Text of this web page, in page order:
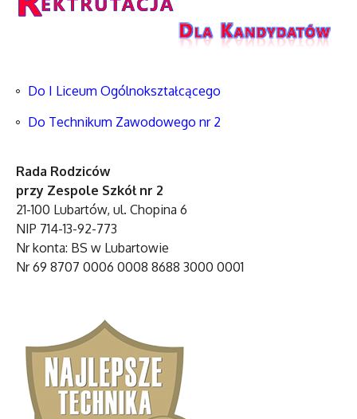
Do I Liceum Ogólnokształcącego
Do Technikum Zawodowego nr 2
Rada Rodziców
przy Zespole Szkół nr 2
21-100 Lubartów, ul. Chopina 6
NIP 714-13-92-773
Nr konta: BS w Lubartowie
Nr 69 8707 0006 0008 8688 3000 0001